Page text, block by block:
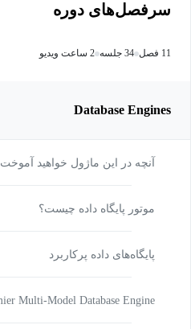
سرفصل‌های دوره
11 فصل 34 جلسه 2 ساعت ویدیو
Database Engines
آنچه در این ماژول خواهید آموخت
موتور پایگاه داده چیست؟
پایگاه‌های داده پرکاربرد